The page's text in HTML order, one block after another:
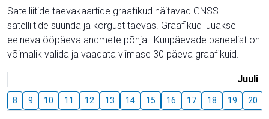
Satelliitide taevakaartide graafikud näitavad GNSS-
satelliitide suunda ja kõrgust taevas. Graafikud luuakse
eelneva ööpäeva andmete põhjal. Kuupäevade paneelist on
võimalik valida ja vaadata viimase 30 päeva graafikuid.
Juuli
8 9 10 11 12 13 14 15 16 17 18 19 20